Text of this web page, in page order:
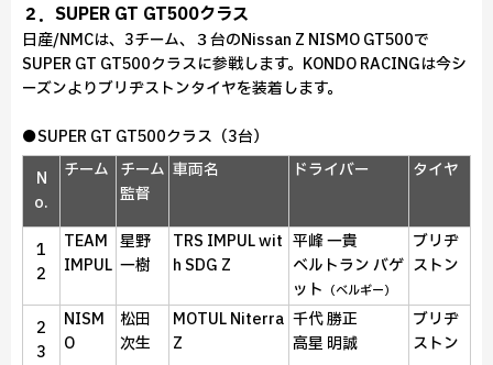
２．SUPER GT GT500クラス
日産/NMCは、3チーム、３台のNissan Z NISMO GT500で
SUPER GT GT500クラスに参戦します。KONDO RACINGは今シ
ーズンよりブリヂストンタイヤを装着します。
●SUPER GT GT500クラス（3台）
N
o.
チーム チーム
監督
車両名 ドライバー タイヤ
1
2
TEAM
IMPUL
星野
一樹
TRS IMPUL wit
h SDG Z
平峰 一貴
ベルトラン バゲ
ット （ベルギー）
ブリヂ
ストン
2
3
NISM
O
松田
次生
MOTUL Niterra
Z
千代 勝正
高星 明誠
ブリヂ
ストン